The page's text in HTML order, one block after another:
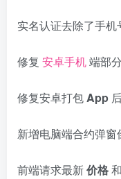
实名认证去除了手机
修复 安卓手机端部
修复安卓打包App
新增电脑端合约弹窗
前端请求最新价格